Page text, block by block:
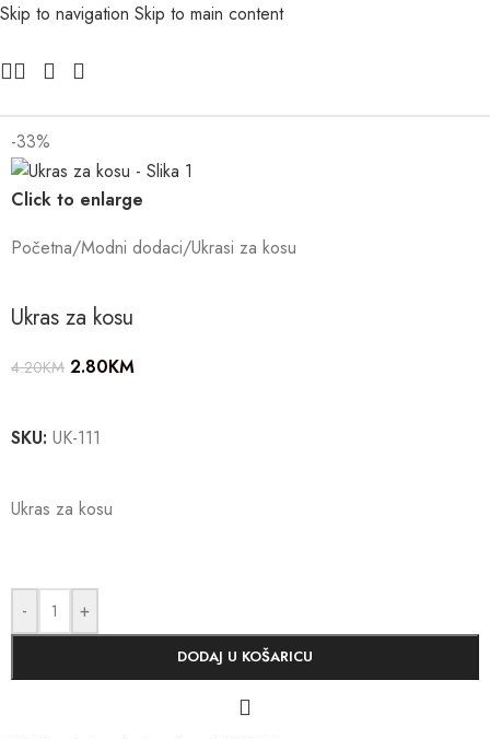
Skip to navigation Skip to main content
-33%
Click to enlarge
Početna/Modni dodaci/Ukrasi za kosu
Ukras za kosu
4.20KM 2.80KM
SKU: UK-111
Ukras za kosu
- +
DODAJ U KOŠARICU